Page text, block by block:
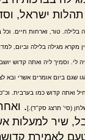
תהלות ישראל,
בלילה. טור, וארחות חיים.
מקרא מגילה בלילה וביום,
לי. וסמיך ליה ואתה קדוש
שגם ביום אומרים אשרי ובא
ואתה קדוש כמו בערבית.
(סי' תרצג סק"ד).].
שיר למעלות
לאמירת